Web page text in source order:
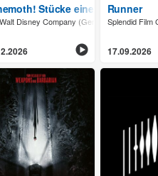
Stücke eines Lebens
Disney Company (Germany) GmbH
Runner
Splendid Film
17.09.2026